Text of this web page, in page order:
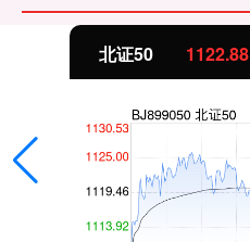
北证50 1122.88